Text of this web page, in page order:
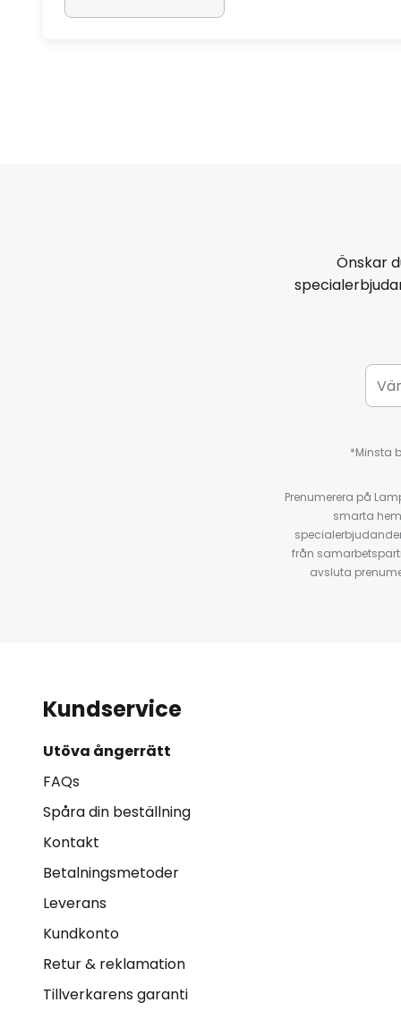
Önskar
*Minsta
Prenumerera på
smarta
från
avsluta
Kundservice
Utöva ångerrätt
FAQs
Spåra din beställning
Kontakt
Betalningsmetoder
Leverans
Kundkonto
Retur & reklamation
Tillverkarens garanti